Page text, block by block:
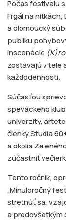
Počas festivalu
Frgál na nitkách,
a olomoucký
publiku
inscenácie
zostávajú v tele
každodennosti.
Súčasťou
speváckeho
univerzity,
členky Studia
a okolia
zúčastniť
Tento ročník,
„Minuloročný
stretnúť sa,
a predovšetkým